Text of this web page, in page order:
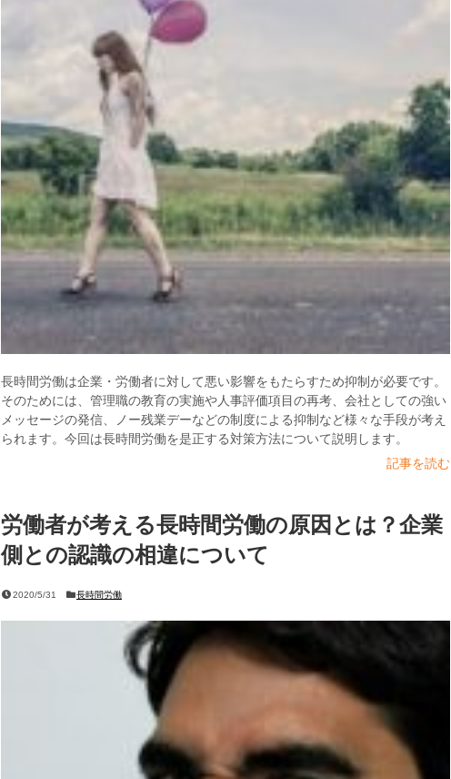
長時間労働は企業・労働者に対して悪い影響をもたらすため抑制が必要です。
そのためには、管理職の教育の実施や人事評価項目の再考、会社としての強い
メッセージの発信、ノー残業デーなどの制度による抑制など様々な手段が考え
られます。今回は長時間労働を是正する対策方法について説明します。
記事を読む
労働者が考える長時間労働の原因とは？企業
側との認識の相違について
2020/5/31 長時間労働